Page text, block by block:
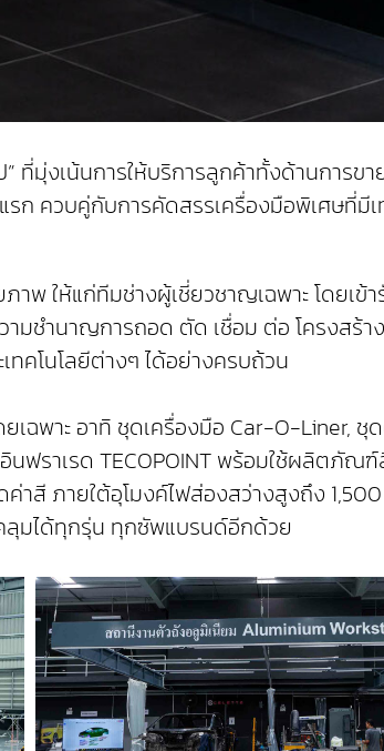
มุ่งเน้นการให้บริการลูกค้าทั้งด้านการขา
ควบคู่กับการคัดสรรเครื่องมือพิเศษที่มีเ
พ ให้แก่ทีมช่างผู้เชี่ยวชาญเฉพาะ โดยเข้
มชำนาญการถอด ตัด เชื่อม ต่อ โครงสร้
ทคโนโลยีต่างๆ ได้อย่างครบถ้วน
ฉพาะ อาทิ ชุดเครื่องมือ Car-O-Liner, ชุ
นฟราเรด TECOPOINT พร้อมใช้ผลิตภัณ
ภายใต้อุโมงค์ไฟส่องสว่างสูงถึง 1,500
มได้ทุกรุ่น ทุกซัพแบรนด์อีกด้วย